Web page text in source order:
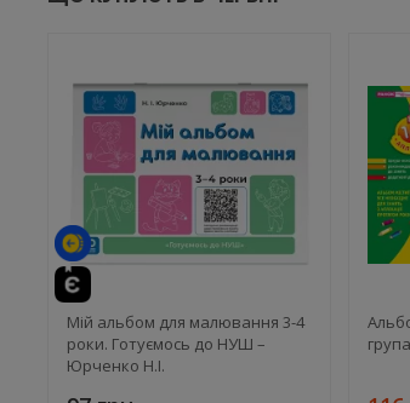
Мій альбом для малювання 3-4
роки. Готуємось до НУШ –
Юрченко Н.І.